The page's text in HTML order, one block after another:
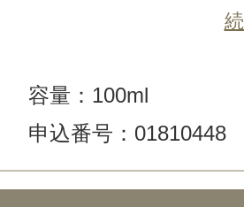
容量：100ml
申込番号：01810448